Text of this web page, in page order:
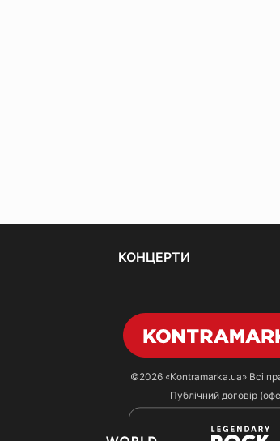
КОНЦЕРТИ
©2026 «Kontramarka.ua»Всі
Публічний договір